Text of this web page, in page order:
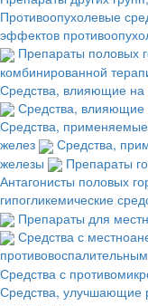
Противоопухолевые
эффектов
Препараты половых
комбинированной
Средства, влияющие на
Средства, влияющие
Средства,
желез
Средства,
железы
Препараты
Антагонисты половых
гипогликемические
Препараты для
Средства с
Средства с
Средства, улучшающие